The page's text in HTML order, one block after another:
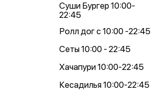
Суши Бургер 10:00-
22:45
Ролл дог с 10:00 -22:45
Сеты 10:00 - 22:45
Хачапури 10:00-22:45
Кесадилья 10:00-22:45